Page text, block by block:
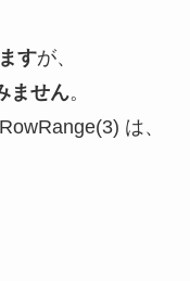
すが、
ません。
は、